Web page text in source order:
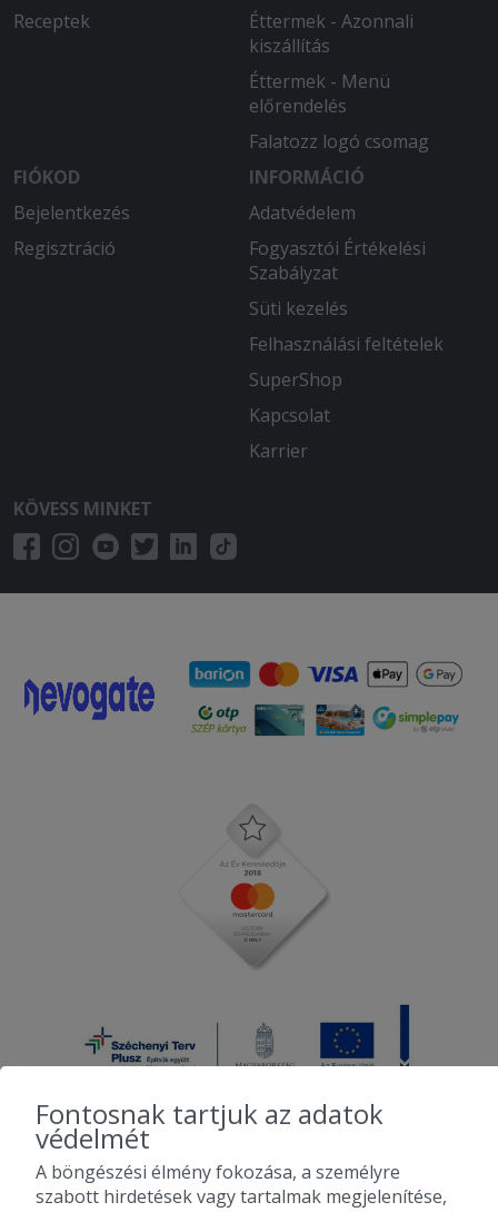
Receptek
Éttermek - Azonnali
kiszállítás
Éttermek - Menü
előrendelés
Falatozz logó csomag
FIÓKOD
Bejelentkezés
Regisztráció
INFORMÁCIÓ
Adatvédelem
Fogyasztói Értékelési
Szabályzat
Süti kezelés
Felhasználási feltételek
SuperShop
Kapcsolat
Karrier
KÖVESS MINKET
2010-2026 Copyright - Falatozz.hu - Diston-line Kft.
Fontosnak tartjuk az adatok
védelmét
A böngészési élmény fokozása, a személyre
szabott hirdetések vagy tartalmak megjelenítése,